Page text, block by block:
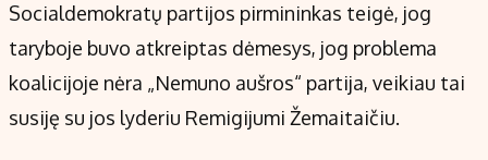
Socialdemokratų partijos pirmininkas teigė, jog
taryboje buvo atkreiptas dėmesys, jog problema
koalicijoje nėra „Nemuno aušros“ partija, veikiau tai
susiję su jos lyderiu Remigijumi Žemaitaičiu.